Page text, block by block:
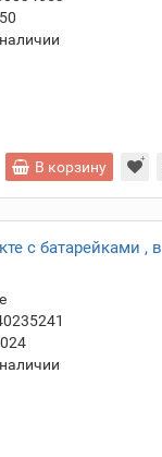
В корзину
с батарейками , в